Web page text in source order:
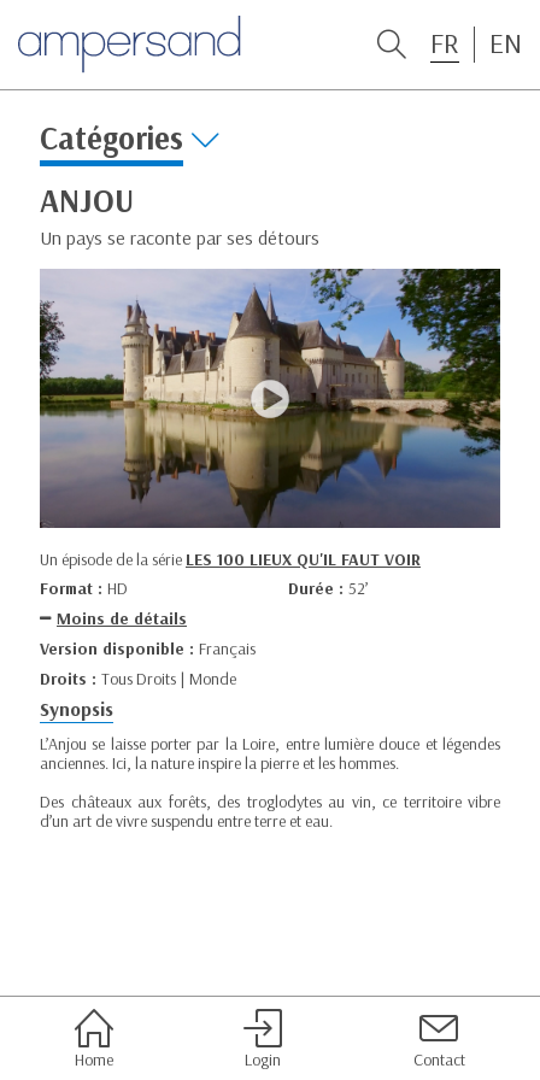
FR EN
Catégories
ANJOU
Un pays se raconte par ses détours
Un épisode de la série LES 100 LIEUX QU'IL FAUT VOIR
Format : HD Durée : 52’
Moins de détails
Version disponible : Français
Droits : Tous Droits | Monde
Synopsis
L’Anjou se laisse porter par la Loire, entre lumière douce et légendes
anciennes. Ici, la nature inspire la pierre et les hommes.
Des châteaux aux forêts, des troglodytes au vin, ce territoire vibre
d’un art de vivre suspendu entre terre et eau.
Home Login Contact